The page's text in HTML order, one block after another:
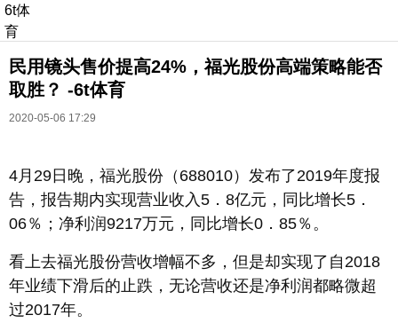
6t体
育
民用镜头售价提高24%，福光股份高端策略能否
取胜？ -6t体育
2020-05-06 17:29
4月29日晚，福光股份（688010）发布了2019年度报
告，报告期内实现营业收入5．8亿元，同比增长5．
06％；净利润9217万元，同比增长0．85％。
看上去福光股份营收增幅不多，但是却实现了自2018
年业绩下滑后的止跌，无论营收还是净利润都略微超
过2017年。
长按识别二维码
进入ofweek阅读全文